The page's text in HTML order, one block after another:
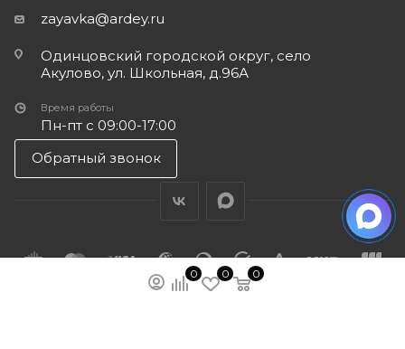
0 0 0
zayavka@ardey.ru
Одинцовский городской округ, село
Акулово, ул. Школьная, д.96А
Время работы
Пн-пт с 09:00-17:00
Обратный звонок